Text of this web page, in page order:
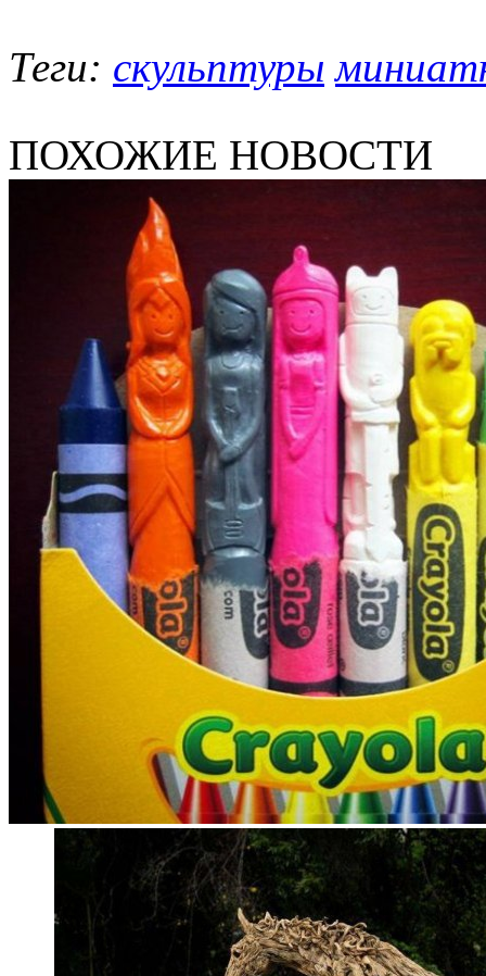
Теги: скульптуры
ПОХОЖИЕ НОВОСТИ